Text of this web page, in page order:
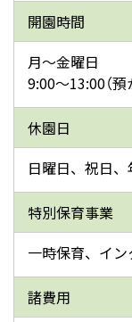
開園時間
月～金曜日
9:00～13:00（
休園日
日曜日、祝日
特別保育事業
一時保育、イ
諸費用